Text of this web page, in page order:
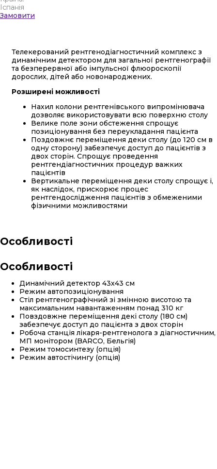
Іспанія
Замовити
Телекерований рентгенодіагностичний комплекс з
динамічним детектором для загальної рентгенографії
та безперервної або імпульсної флюороскопії
дорослих, дітей або новонароджених.
Розширені можливості
Нахил колони рентгенівського випромінювача
дозволяє використовувати всю поверхню столу
Велике поле зони обстеження спрощує
позиціонування без переукладання пацієнта
Поздовжнє переміщення деки столу (до 120 см в
одну сторону) забезпечує доступ до пацієнтів з
двох сторін. Спрощує проведення
рентгендіагностичних процедур важких
пацієнтів
Вертикальне переміщення деки столу спрощує і,
як наслідок, прискорює процес
рентгендослідження пацієнтів з обмеженими
фізичними можливостями
Особливості
Особливості
Динамічний детектор 43х43 см
Режим автопозиціонування
Стіл рентгенографічний зі змінною висотою та
максимальним навантаженням понад 310 кг
Повздовжне переміщення декі столу (180 см)
забезпечує доступ до пацієнта з двох сторін
Робоча станція лікаря-рентгенолога з
МП монітором (BARCO, Бельгія)
Режим томосинтезу (опція)
Режим автостічингу (опція)